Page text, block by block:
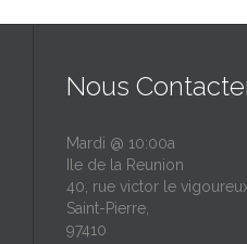
Nous
Mardi @ 10:00a
Ile de la Reunion
40, rue victor le
Saint-Pierre,
97410